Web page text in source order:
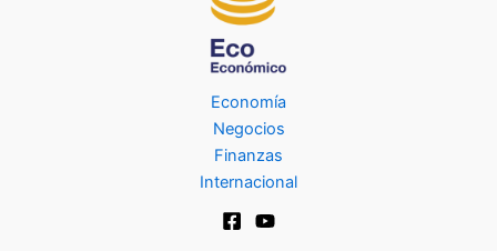
Economía
Negocios
Finanzas
Internacional